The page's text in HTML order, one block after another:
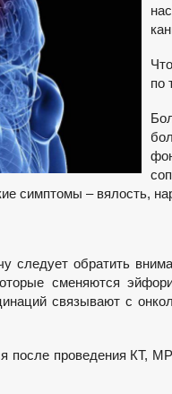
по
симптомы – вялость,
следует обратить
сменяются
связывают с
после проведения КТ,